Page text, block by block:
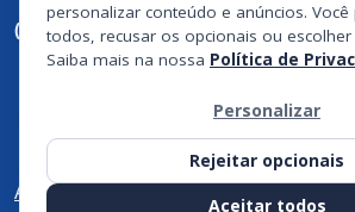
(19) 99866-8149
Atendimento Por
personalizar conteúdo e anúncios.
todos, recusar os opcionais ou
Saiba mais na nossa Política de
Personalizar
Rejeitar opcionais
Aceitar todos